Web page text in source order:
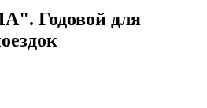
Годовой для